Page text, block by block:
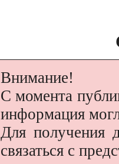
Внимание!
С момента
информация
Для получения
связаться с